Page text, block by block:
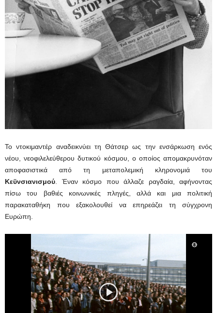
Το ντοκιμαντέρ αναδεικνύει τη Θάτσερ ως την ενσάρκωση ενός
νέου, νεοφιλελεύθερου δυτικού κόσμου, ο οποίος απομακρυνόταν
αποφασιστικά από τη μεταπολεμική κληρονομιά του
Κεϋνσιανισμού . Έναν κόσμο που άλλαζε ραγδαία, αφήνοντας
πίσω του βαθιές κοινωνικές πληγές, αλλά και μια πολιτική
παρακαταθήκη που εξακολουθεί να επηρεάζει τη σύγχρονη
Ευρώπη.
Αναπαραγωγής